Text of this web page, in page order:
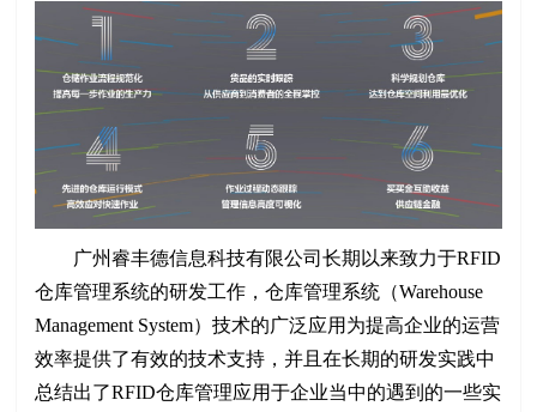
广州睿丰德信息科技有限公司长期以来致力于RFID
仓库管理系统的研发工作，仓库管理系统（Warehouse
Management System）技术的广泛应用为提高企业的运营
效率提供了有效的技术支持，并且在长期的研发实践中
总结出了RFID仓库管理应用于企业当中的遇到的一些实